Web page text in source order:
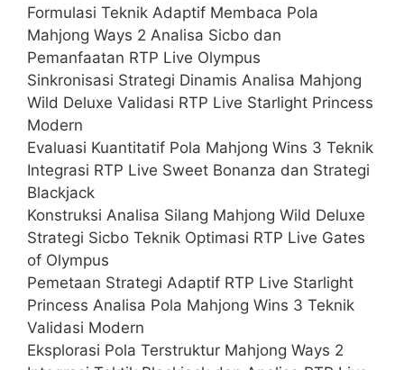
Formulasi Teknik Adaptif Membaca Pola
Mahjong Ways 2 Analisa Sicbo dan
Pemanfaatan RTP Live Olympus
Sinkronisasi Strategi Dinamis Analisa Mahjong
Wild Deluxe Validasi RTP Live Starlight Princess
Modern
Evaluasi Kuantitatif Pola Mahjong Wins 3 Teknik
Integrasi RTP Live Sweet Bonanza dan Strategi
Blackjack
Konstruksi Analisa Silang Mahjong Wild Deluxe
Strategi Sicbo Teknik Optimasi RTP Live Gates
of Olympus
Pemetaan Strategi Adaptif RTP Live Starlight
Princess Analisa Pola Mahjong Wins 3 Teknik
Validasi Modern
Eksplorasi Pola Terstruktur Mahjong Ways 2